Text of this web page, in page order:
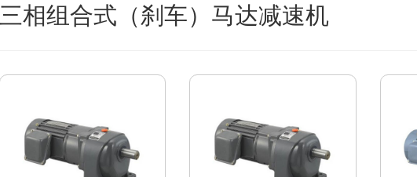
三相组合式（刹车）马达减速机